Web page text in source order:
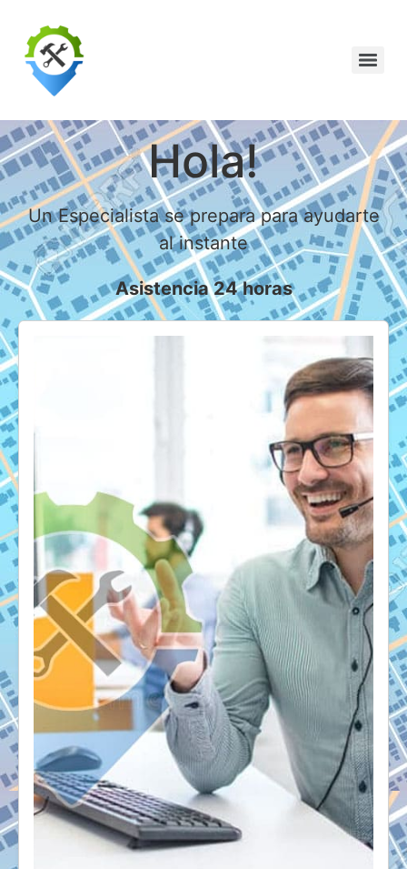
Hola!
Un Especialista se prepara para ayudarte
al instante
Asistencia 24 horas